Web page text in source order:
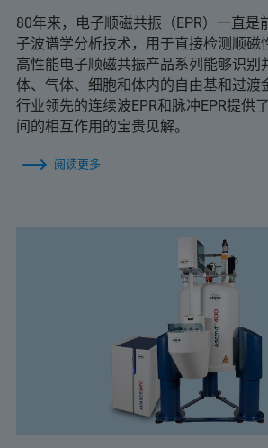
80年来，电子顺磁共振（EPR）一直是
子波谱学分析技术，用于直接检测顺磁
高性能电子顺磁共振产品系列能够识别
体、气体、细胞和体内的自由基和过渡
行业领先的连续波EPR和脉冲EPR提供
间的相互作用的宝贵见解。
阅读更多